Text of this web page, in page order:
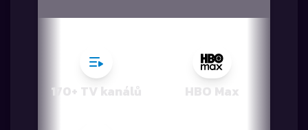
170+ TV kanálů HBO Max